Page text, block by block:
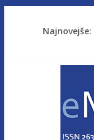
Najnovejše: